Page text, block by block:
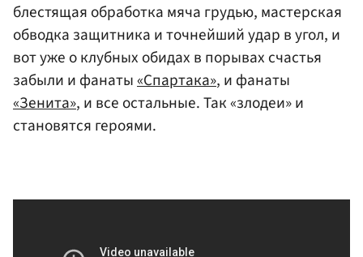
блестящая обработка мяча грудью, мастерская
обводка защитника и точнейший удар в угол, и
вот уже о клубных обидах в порывах счастья
забыли и фанаты«Спартака», и фанаты
«Зенита», и все остальные. Так «злодеи» и
становятся героями.